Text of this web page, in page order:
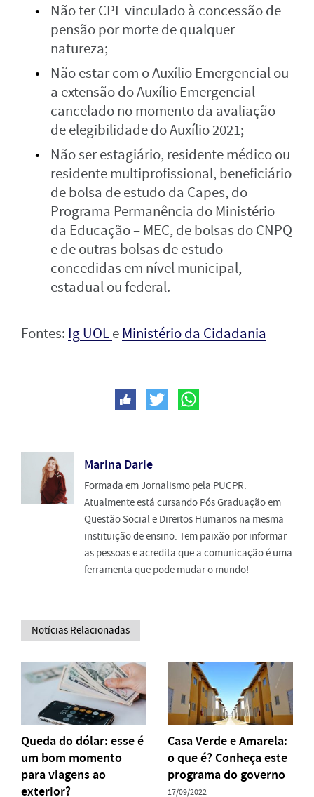
Não ter CPF vinculado à concessão de
pensão por morte de qualquer
natureza;
Não estar com o Auxílio Emergencial ou
a extensão do Auxílio Emergencial
cancelado no momento da avaliação
de elegibilidade do Auxílio 2021;
Não ser estagiário, residente médico ou
residente multiprofissional, beneficiário
de bolsa de estudo da Capes, do
Programa Permanência do Ministério
da Educação – MEC, de bolsas do CNPQ
e de outras bolsas de estudo
concedidas em nível municipal,
estadual ou federal.
Fontes: IgUOLeMinistério da Cidadania
Marina Darie
Formada em Jornalismo pela PUCPR.
Atualmente está cursando Pós Graduação em
Questão Social e Direitos Humanos na mesma
instituição de ensino. Tem paixão por informar
as pessoas e acredita que a comunicação é uma
ferramenta que pode mudar o mundo!
Notícias Relacionadas
Queda do dólar: esse é
um bom momento
para viagens ao
exterior?
Casa Verde e Amarela:
o que é? Conheça este
programa do governo
17/09/2022